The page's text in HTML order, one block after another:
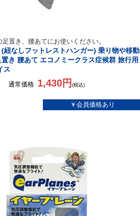
置き、腰あてにお使いください。
紐なしフットレストハンガー) 乗り物や移動
き 腰あて エコノミークラス症候群 旅行用
ス
通常価格 1,430円 (税込)